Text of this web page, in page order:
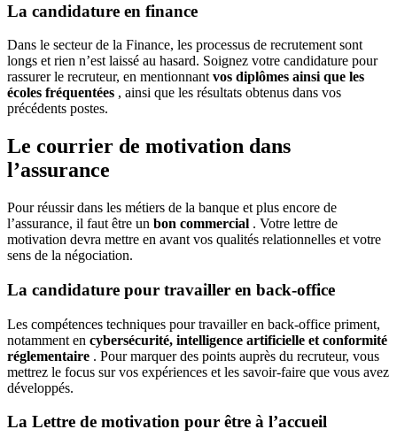
La candidature en finance
Dans le secteur de la Finance, les processus de recrutement sont
longs et rien n’est laissé au hasard. Soignez votre candidature pour
rassurer le recruteur, en mentionnant vos diplômes ainsi que les
écoles fréquentées , ainsi que les résultats obtenus dans vos
précédents postes.
Le courrier de motivation dans
l’assurance
Pour réussir dans les métiers de la banque et plus encore de
l’assurance, il faut être un bon commercial . Votre lettre de
motivation devra mettre en avant vos qualités relationnelles et votre
sens de la négociation.
La candidature pour travailler en back-office
Les compétences techniques pour travailler en back-office priment,
notamment en cybersécurité, intelligence artificielle et conformité
réglementaire . Pour marquer des points auprès du recruteur, vous
mettrez le focus sur vos expériences et les savoir-faire que vous avez
développés.
La Lettre de motivation pour être à l’accueil